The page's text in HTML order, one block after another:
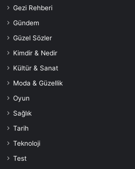
Gezi Rehberi
Gündem
Güzel Sözler
Kimdir & Nedir
Kültür & Sanat
Moda & Güzellik
Oyun
Sağlık
Tarih
Teknoloji
Test